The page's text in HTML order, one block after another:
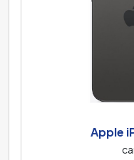
Apple